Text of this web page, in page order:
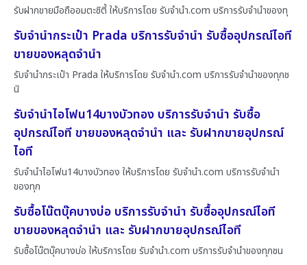
รับฝากขายมือถืออมตะซิตี้ ให้บริการโดย รับจํานํา.com บริการรับจำนำของทุ
รับจำนำกระเป๋า Prada บริการรับจำนำ รับซื้ออุปกรณ์ไอที
ขายของหลุดจำนำ
รับจำนำกระเป๋า Prada ให้บริการโดย รับจํานํา.com บริการรับจำนำของทุกช
นิ
รับจำนำไอโฟน14บางบัวทอง บริการรับจำนำ รับซื้อ
อุปกรณ์ไอที ขายของหลุดจำนำ และ รับฝากขายอุปกรณ์
ไอที
รับจำนำไอโฟน14บางบัวทอง ให้บริการโดย รับจํานํา.com บริการรับจำนำ
ของทุก
รับซื้อโน๊ตบุ๊คบางบ่อ บริการรับจำนำ รับซื้ออุปกรณ์ไอที
ขายของหลุดจำนำ และ รับฝากขายอุปกรณ์ไอที
รับซื้อโน๊ตบุ๊คบางบ่อ ให้บริการโดย รับจํานํา.com บริการรับจำนำของทุกชน